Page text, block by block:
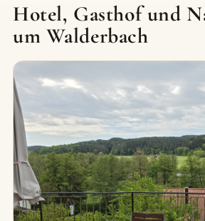
Hotel, Gasthof und
um Walderbach